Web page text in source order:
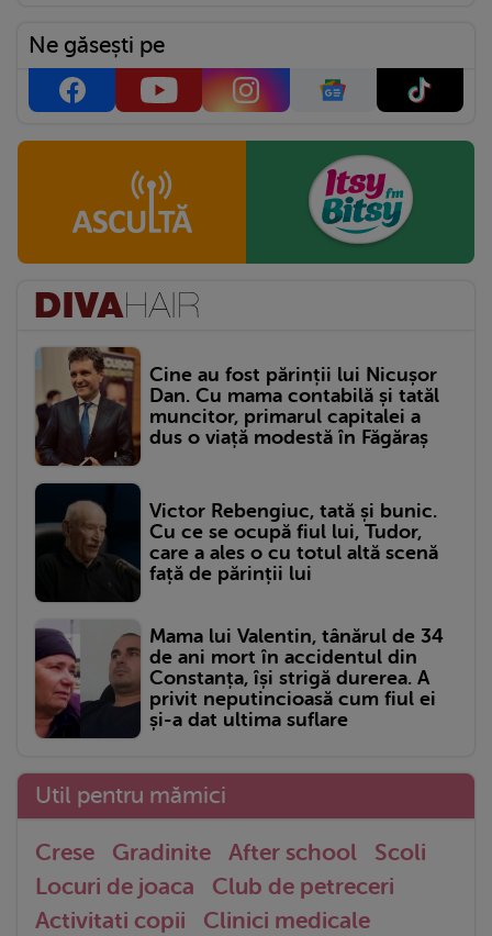
Ne găsești pe
Cine au fost părinții lui Nicușor
Dan. Cu mama contabilă și tatăl
muncitor, primarul capitalei a
dus o viață modestă în Făgăraș
Victor Rebengiuc, tată și bunic.
Cu ce se ocupă fiul lui, Tudor,
care a ales o cu totul altă scenă
față de părinții lui
Mama lui Valentin, tânărul de 34
de ani mort în accidentul din
Constanța, își strigă durerea. A
privit neputincioasă cum fiul ei
și-a dat ultima suflare
Util pentru mămici
Crese Gradinite After school
Scoli
Locuri de joaca
Club de petreceri
Activitati copii
Clinici medicale